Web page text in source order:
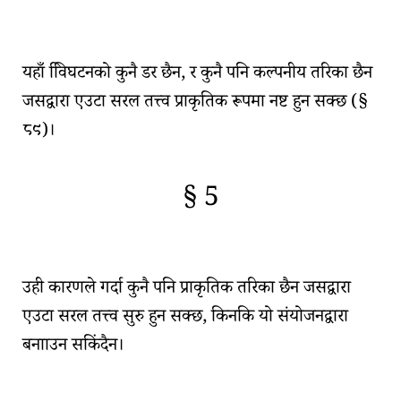
यहाँवििघटनको कुनै डरछैन, र कुनै पनि कल्पनीय तरिका छैन
जसद्वारा एउटासरल तत्त्व प्राकृतिक रूपमा नष्ट हुन सक्छ(§
८९)।
§ 5
उही कारणले गर्दा कुनै पनि प्राकृतिक तरिका छैन जसद्वारा
एउटासरल तत्त्व सुरु हुन सक्छ, किनकि यो संयोजनद्वारा
बनााउन सकिंदैन।